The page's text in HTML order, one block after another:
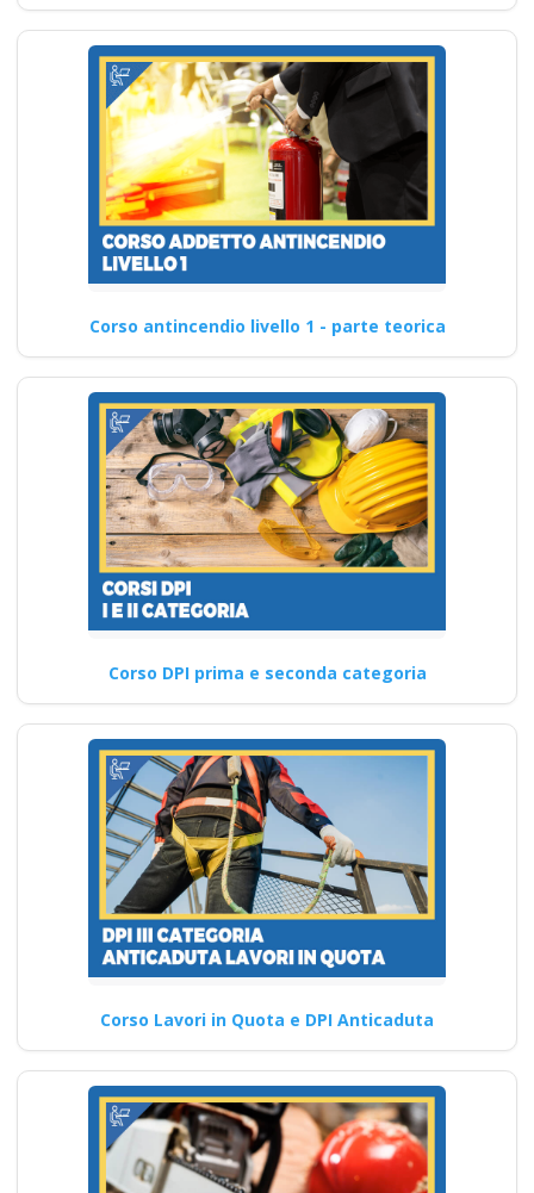
Corso antincendio livello 1 - parte teorica
Corso DPI prima e seconda categoria
Corso Lavori in Quota e DPI Anticaduta